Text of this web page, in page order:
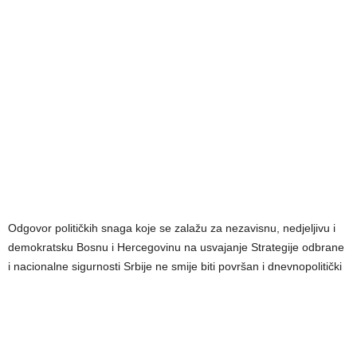
Odgovor političkih snaga koje se zalažu za nezavisnu, nedjeljivu i
demokratsku Bosnu i Hercegovinu na usvajanje Strategije odbrane
i nacionalne sigurnosti Srbije ne smije biti površan i dnevnopolitički